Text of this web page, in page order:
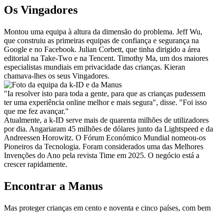
Os Vingadores
Montou uma equipa à altura da dimensão do problema. Jeff Wu,
que construiu as primeiras equipas de confiança e segurança na
Google e no Facebook. Julian Corbett, que tinha dirigido a área
editorial na Take-Two e na Tencent. Timothy Ma, um dos maiores
especialistas mundiais em privacidade das crianças. Kieran
chamava-lhes os seus Vingadores.
"Ia resolver isto para toda a gente, para que as crianças pudessem
ter uma experiência online melhor e mais segura", disse. "Foi isso
que me fez avançar."
Atualmente, a k-ID serve mais de quarenta milhões de utilizadores
por dia. Angariaram 45 milhões de dólares junto da Lightspeed e da
Andreessen Horowitz. O Fórum Económico Mundial nomeou-os
Pioneiros da Tecnologia. Foram considerados uma das Melhores
Invenções do Ano pela revista Time em 2025. O negócio está a
crescer rapidamente.
Encontrar a Manus
Mas proteger crianças em cento e noventa e cinco países, com bem